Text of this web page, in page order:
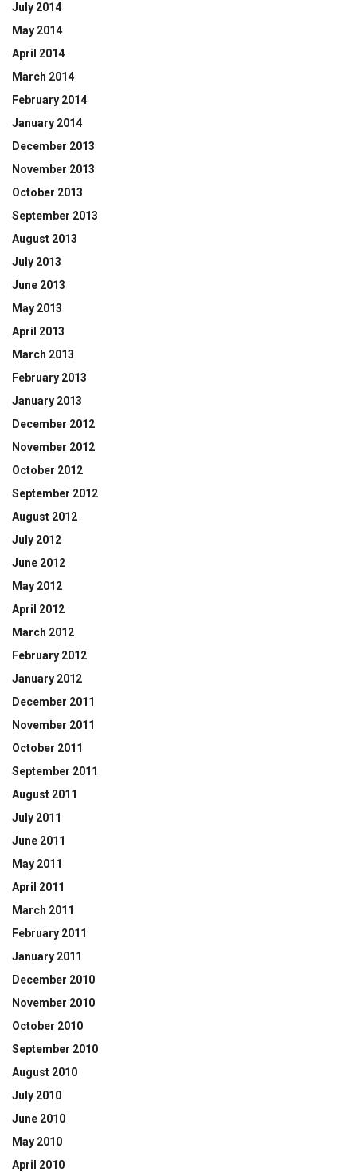
July 2014
May 2014
April 2014
March 2014
February 2014
January 2014
December 2013
November 2013
October 2013
September 2013
August 2013
July 2013
June 2013
May 2013
April 2013
March 2013
February 2013
January 2013
December 2012
November 2012
October 2012
September 2012
August 2012
July 2012
June 2012
May 2012
April 2012
March 2012
February 2012
January 2012
December 2011
November 2011
October 2011
September 2011
August 2011
July 2011
June 2011
May 2011
April 2011
March 2011
February 2011
January 2011
December 2010
November 2010
October 2010
September 2010
August 2010
July 2010
June 2010
May 2010
April 2010